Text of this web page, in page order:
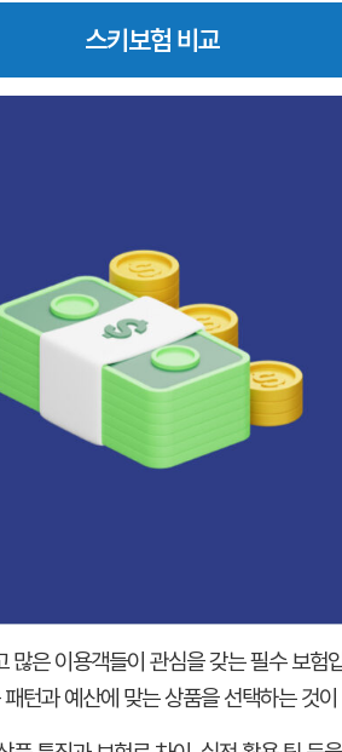
스키보험 비교
많은 이용객들이 관심을 갖는 필수 보험
턴과 예산에 맞는 상품을 선택하는 것